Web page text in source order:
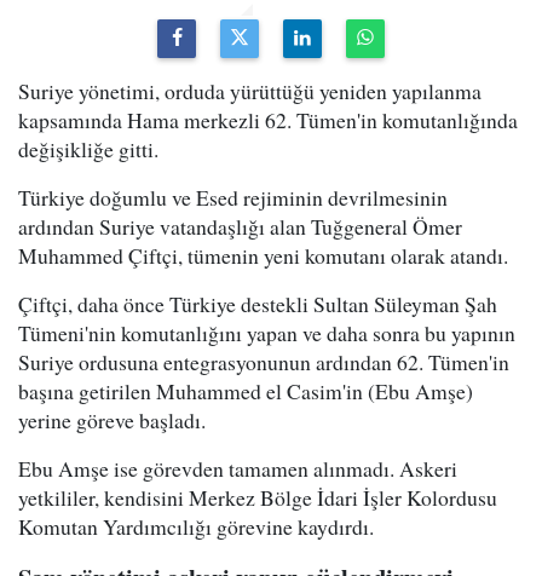
Suriye yönetimi, orduda yürüttüğü yeniden yapılanma
kapsamında Hama merkezli 62. Tümen'in komutanlığında
değişikliğe gitti.
Türkiye doğumlu ve Esed rejiminin devrilmesinin
ardından Suriye vatandaşlığı alan Tuğgeneral Ömer
Muhammed Çiftçi, tümenin yeni komutanı olarak atandı.
Çiftçi, daha önce Türkiye destekli Sultan Süleyman Şah
Tümeni'nin komutanlığını yapan ve daha sonra bu yapının
Suriye ordusuna entegrasyonunun ardından 62. Tümen'in
başına getirilen Muhammed el Casim'in (Ebu Amşe)
yerine göreve başladı.
Ebu Amşe ise görevden tamamen alınmadı. Askeri
yetkililer, kendisini Merkez Bölge İdari İşler Kolordusu
Komutan Yardımcılığı görevine kaydırdı.